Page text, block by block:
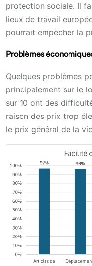
protection sociale. Il
lieux de travail
pourrait empêcher la
Problèmes
Quelques problèmes
principalement sur le
sur 10 ont des
raison des prix trop
le prix général de la